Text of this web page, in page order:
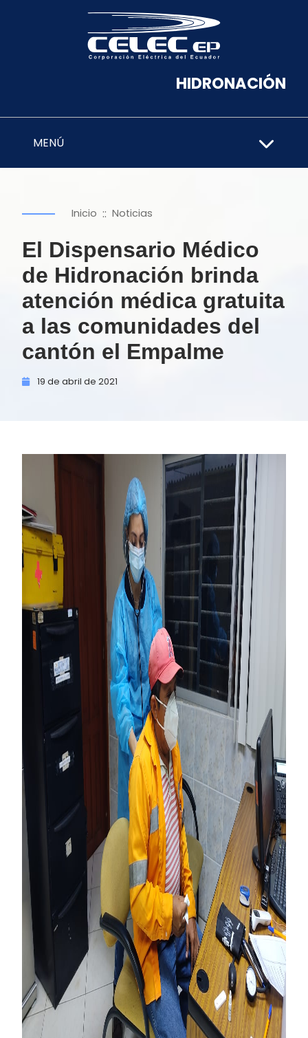
HIDRONACIÓN
MENÚ
Inicio :: Noticias
El Dispensario Médico
de Hidronación brinda
atención médica gratuita
a las comunidades del
cantón el Empalme
19 de abril de 2021